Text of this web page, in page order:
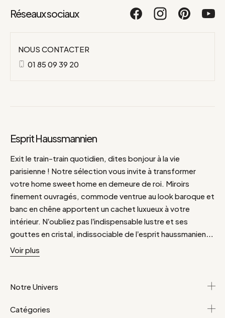
Réseaux sociaux
NOUS CONTACTER
01 85 09 39 20
Esprit Haussmannien
Exit le train-train quotidien, dites bonjour à la vie
parisienne ! Notre sélection vous invite à transformer
votre home sweet home en demeure de roi. Miroirs
finement ouvragés, commode ventrue au look baroque et
banc en chêne apportent un cachet luxueux à votre
intérieur. N’oubliez pas l’indispensable lustre et ses
gouttes en cristal, indissociable de l’esprit haussmanien…
Voir plus
Notre Univers
Catégories